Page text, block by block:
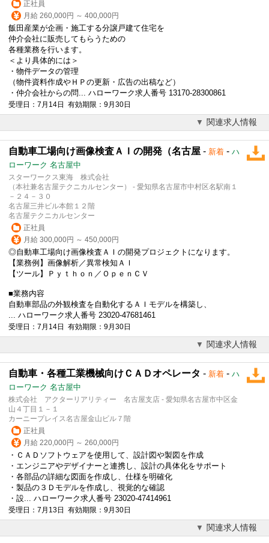
正社員
月給 260,000円 ～ 400,000円
飯田産業が企画・施工する分譲戸建て住宅を
仲介会社に販売してもらうための
各種業務を行います。
＜より具体的には＞
・物件データの管理
（物件資料作成やＨＰの更新・広告の出稿など）
・仲介会社からの問... ハローワーク求人番号 13170-28300861
受理日：7月14日 有効期限：9月30日
関連求人情報
自動車工場向け画像検査ＡＩの開発（名古屋 - 新着 - ハ
ローワーク 名古屋中
スターワークス東海 株式会社
（本社兼名古屋テクニカルセンター） - 愛知県名古屋市中村区名駅南１
－２４－３０
名古屋三井ビル本館１２階
名古屋テクニカルセンター
正社員
月給 300,000円 ～ 450,000円
◎自動車工場向け画像検査ＡＩの開発プロジェクトになります。
【業務例】画像解析／異常検知ＡＩ
【ツール】Ｐｙｔｈｏｎ／ＯｐｅｎＣＶ
■業務内容
自動車部品の外観検査を自動化するＡＩ モデルを構築し、
... ハローワーク求人番号 23020-47681461
受理日：7月14日 有効期限：9月30日
関連求人情報
自動車・各種工業機械向けＣＡＤオペレータ - 新着 - ハ
ローワーク 名古屋中
株式会社 アクターリアリティー 名古屋支店 - 愛知県名古屋市中区金
山４丁目１－１
カーニープレイス名古屋金山ビル７階
正社員
月給 220,000円 ～ 260,000円
・ＣＡＤソフトウェアを使用して、設計図や製図を作成
・エンジニアやデザイナーと連携し、設計の具体化をサポート
・各部品の詳細な図面を作成し、仕様を明確化
・製品の３Ｄ モデルを作成し、視覚的な確認
・設... ハローワーク求人番号 23020-47414961
受理日：7月13日 有効期限：9月30日
関連求人情報